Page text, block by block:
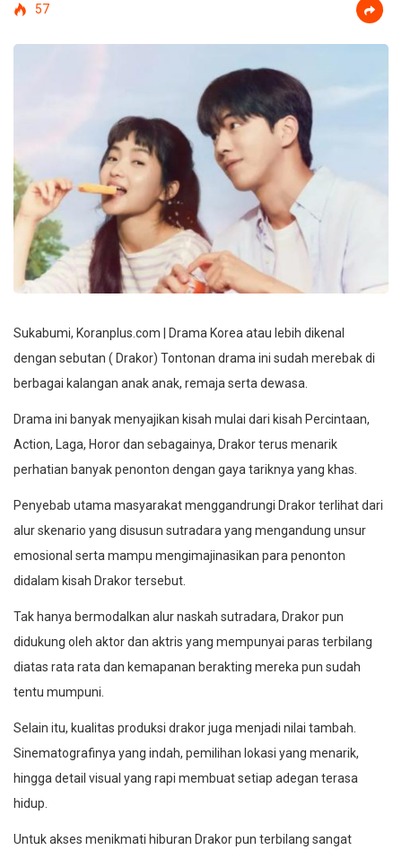
57
Sukabumi, Koranplus.com | Drama Korea atau lebih dikenal
dengan sebutan ( Drakor) Tontonan drama ini sudah merebak di
berbagai kalangan anak anak, remaja serta dewasa.
Drama ini banyak menyajikan kisah mulai dari kisah Percintaan,
Action, Laga, Horor dan sebagainya, Drakor terus menarik
perhatian banyak penonton dengan gaya tariknya yang khas.
Penyebab utama masyarakat menggandrungi Drakor terlihat dari
alur skenario yang disusun sutradara yang mengandung unsur
emosional serta mampu mengimajinasikan para penonton
didalam kisah Drakor tersebut.
Tak hanya bermodalkan alur naskah sutradara, Drakor pun
didukung oleh aktor dan aktris yang mempunyai paras terbilang
diatas rata rata dan kemapanan berakting mereka pun sudah
tentu mumpuni.
Selain itu, kualitas produksi drakor juga menjadi nilai tambah.
Sinematografinya yang indah, pemilihan lokasi yang menarik,
hingga detail visual yang rapi membuat setiap adegan terasa
hidup.
Untuk akses menikmati hiburan Drakor pun terbilang sangat